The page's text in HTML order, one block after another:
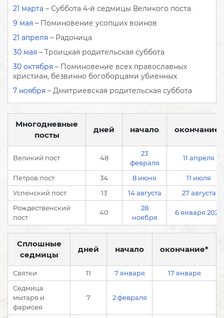
21 марта – Суббота 4-й седмицы Великого поста
9 мая – Поминовение усопших воинов
21 апреля – Радоница
30 мая – Троицкая родительская суббота
30 октября – Поминовение всех православных
христиан, безвинно богоборцами убиенных
7 ноября – Дмитриевская родительская суббота
Многодневные
посты
дней начало окончание*
Великий пост 48
23
февраля
11 апреля
Петров пост 34 8 июня
11 июля
Успенский пост
13 14 августа
27 августа
Рождественский
пост
40
28
ноября
6 января 2027
Сплошные
седмицы
дней начало окончание*
Святки 11 7 января
17 января
Седмица
мытаря и
фарисея
7 2 февраля